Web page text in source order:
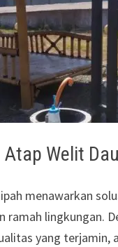
Atap Welit
menawarkan
ramah lingkungan.
yang terjamin,